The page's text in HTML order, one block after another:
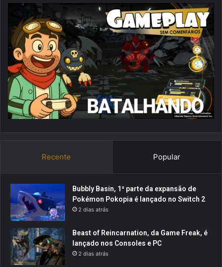
Recente Popular
Bubbly Basin, 1ª parte da expansão de
Pokémon Pokopia é lançado no Switch 2
2 dias atrás
Beast of Reincarnation, da Game Freak, é
lançado nos Consoles e PC
2 dias atrás